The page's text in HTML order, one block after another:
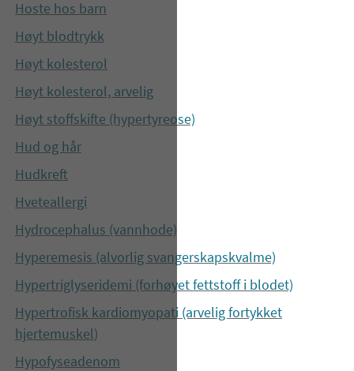
Hoste hos barn
Høyt blodtrykk
Høyt kolesterol
Høyt kolesterol, arvelig
Høyt stoffskifte (hypertyreose)
Hud og hår
Hudkreft
Hveteallergi
Hydrocephalus (vannhode)
Hyperemesis (alvorlig svangerskapskvalme)
Hypertriglyseridemi (forhøyet fettstoff i blodet)
Hypertrofisk kardiomyopati (arvelig fortykket
hjertemuskel)
Hypofyseadenom